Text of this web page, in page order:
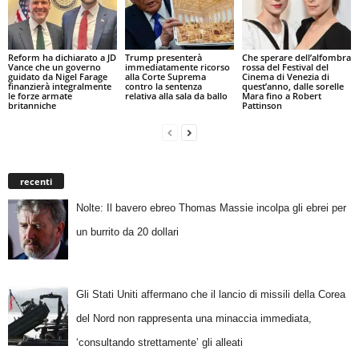
Reform ha dichiarato a JD
Vance che un governo
guidato da Nigel Farage
finanzierà integralmente
le forze armate
britanniche
Trump presenterà
immediatamente ricorso
alla Corte Suprema
contro la sentenza
relativa alla sala da ballo
Che sperare dell’alfombra
rossa del Festival del
Cinema di Venezia di
quest’anno, dalle sorelle
Mara fino a Robert
Pattinson
recenti
Nolte: Il bavero ebreo Thomas Massie incolpa gli ebrei per
un burrito da 20 dollari
Gli Stati Uniti affermano che il lancio di missili della Corea
del Nord non rappresenta una minaccia immediata,
‘consultando strettamente’ gli alleati